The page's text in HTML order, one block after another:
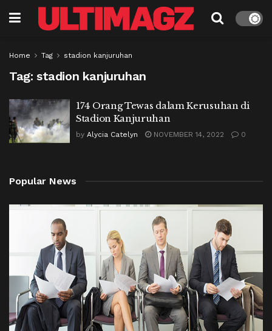
Home Tag stadion kanjuruhan
Tag: stadion kanjuruhan
174 Orang Tewas dalam Kerusuhan di
Stadion Kanjuruhan
by Alycia Catelyn NOVEMBER 14, 2022 0
Popular News